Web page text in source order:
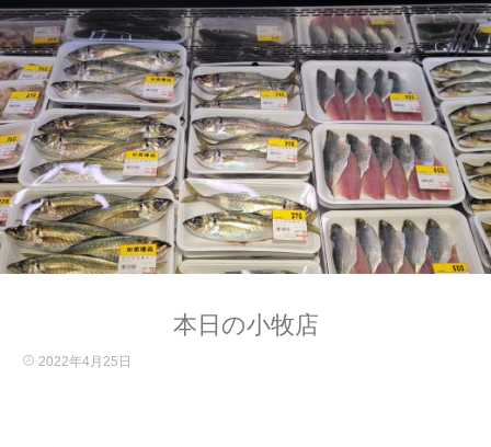
本日の小牧店
2022年4月25日